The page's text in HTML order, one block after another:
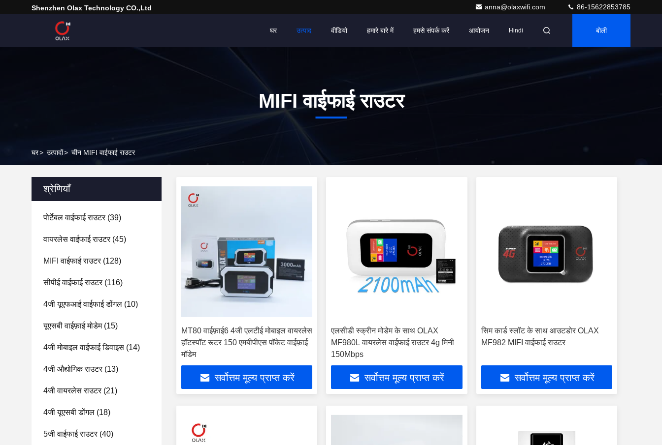
Shenzhen Olax Technology CO.,Ltd anna@olaxwifi.com 86-15622853785
घर उत्पाद वीडियो हमारे बारे में हमसे संपर्क करें आयोजन Hindi बोली
MIFI वाईफाई राउटर
घर> उत्पादों> चीन MIFI वाईफाई राउटर
श्रेणियाँ
पोर्टेबल वाईफाई राउटर(39)
वायरलेस वाईफाई राउटर(45)
MIFI वाईफाई राउटर(128)
सीपीई वाईफाई राउटर(116)
4जी यूएफआई वाईफाई डोंगल (10)
यूएसबी वाईफ़ाई मोडेम(15)
4जी मोबाइल वाईफाई डिवाइस (14)
4जी औद्योगिक राउटर(13)
4जी वायरलेस राउटर(21)
4जी यूएसबी डोंगल (18)
5जी वाईफाई राउटर(40)
MT80 वाईफ़ाई6 4जी एलटीई मोबाइल वायरलेस
हॉटस्पॉट रूटर 150 एमबीपीएस पॉकेट वाईफ़ाई
मॉडेम
सर्वोत्तम मूल्य प्राप्त करें
एलसीडी स्क्रीन मोडेम के साथ OLAX
MF980L वायरलेस वाईफाई राउटर 4g मिनी
150Mbps
सर्वोत्तम मूल्य प्राप्त करें
सिम कार्ड स्लॉट के साथ आउटडोर OLAX
MF982 MIFI वाईफाई राउटर
सर्वोत्तम मूल्य प्राप्त करें